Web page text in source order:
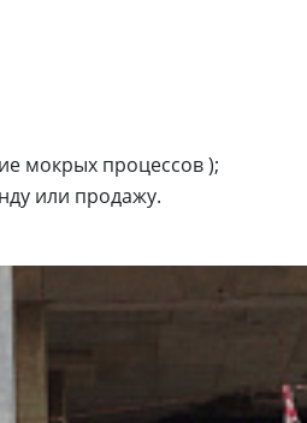
мокрых процессов );
или продажу.